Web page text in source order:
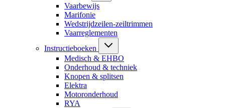
Vaarbewijs
Marifonie
Wedstrijdzeilen-zeiltrimmen
Vaarreglementen
Instructieboeken
Medisch & EHBO
Onderhoud & techniek
Knopen & splitsen
Elektra
Motoronderhoud
RYA